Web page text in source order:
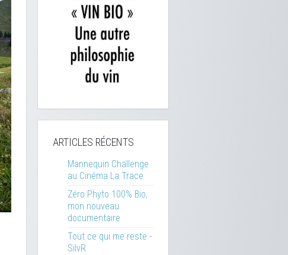
ARTICLES RÉCENTS
Mannequin Challenge
au Cinéma La Trace
Zéro Phyto 100% Bio,
mon nouveau
documentaire
Tout ce qui me reste -
SilvR